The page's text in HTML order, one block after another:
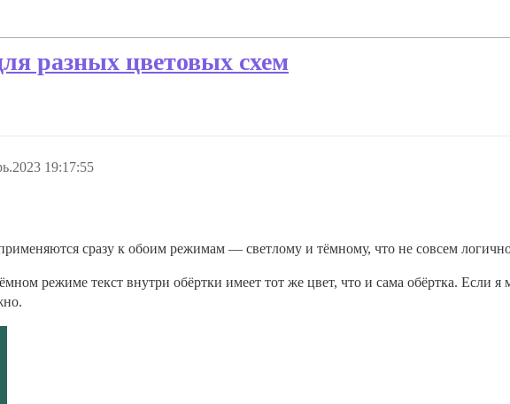
разных цветовых схем
19:17:55
сразу к обоим режимам — светлому и тёмному, что не совсем
режиме текст внутри обёртки имеет тот же цвет, что и сама обёртка. Если я